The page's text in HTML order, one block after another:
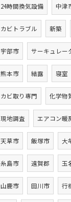
24時間換気設備 中津
カビトラブル 新築
宇部市 サーキュレー
熊本市 結露 寝室
カビ取り専門 化学物
現地調査 エアコン暖
天草市 飯塚市 大
糸島市 遠賀郡 玉
山鹿市 田川市 行